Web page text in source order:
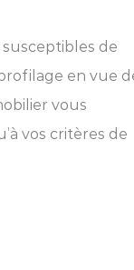
de
en vue
vous
vos critères de